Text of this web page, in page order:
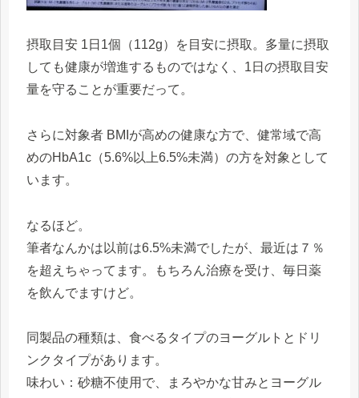
摂取目安 1日1個（112g）を目安に摂取。多量に摂取
しても健康が増進するものではなく、1日の摂取目安
量を守ることが重要だって。
さらに対象者 BMIが高めの健康な方で、健常域で高
めのHbA1c（5.6%以上6.5%未満）の方を対象として
います。
なるほど。
筆者なんかは以前は6.5%未満でしたが、最近は７％
を超えちゃってます。もちろん治療を受け、毎日薬
を飲んでますけど。
同製品の種類は、食べるタイプのヨーグルトとドリ
ンクタイプがあります。
味わい：砂糖不使用で、まろやかな甘みとヨーグル